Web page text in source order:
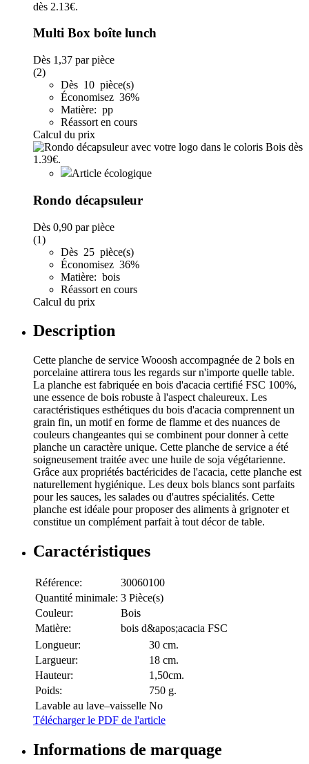
Multi Box boîte lunch
Dès 1,37 par pièce
(2)
Dès 10 pièce(s)
Économisez 36%
Matière: pp
Réassort en cours
Calcul du prix
Article écologique
Rondo décapsuleur
Dès 0,90 par pièce
(1)
Dès 25 pièce(s)
Économisez 36%
Matière: bois
Réassort en cours
Calcul du prix
Description
Cette planche de service Wooosh accompagnée de 2 bols en
porcelaine attirera tous les regards sur n'importe quelle table.
La planche est fabriquée en bois d'acacia certifié FSC 100%,
une essence de bois robuste à l'aspect chaleureux. Les
caractéristiques esthétiques du bois d'acacia comprennent un
grain fin, un motif en forme de flamme et des nuances de
couleurs changeantes qui se combinent pour donner à cette
planche un caractère unique. Cette planche de service a été
soigneusement traitée avec une huile de soja végétarienne.
Grâce aux propriétés bactéricides de l'acacia, cette planche est
naturellement hygiénique. Les deux bols blancs sont parfaits
pour les sauces, les salades ou d'autres spécialités. Cette
planche est idéale pour proposer des aliments à grignoter et
constitue un complément parfait à tout décor de table.
Caractéristiques
Référence:
30060100
Quantité minimale: 3 Pièce(s)
Couleur:
Bois
Matière:
bois d&apos;acacia FSC
Longueur:
30 cm.
Largueur:
18 cm.
Hauteur:
1,50cm.
Poids:
750 g.
Lavable au lave–vaisselle No
Télécharger le PDF de l'article
Informations de marquage